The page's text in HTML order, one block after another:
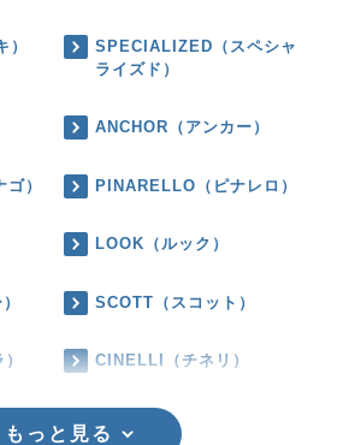
SPECIALIZED（スペシャ
ライズド）
ANCHOR（アンカー）
） PINARELLO（ピナレロ）
LOOK（ルック）
SCOTT（スコット）
CINELLI（チネリ）
もっと見る